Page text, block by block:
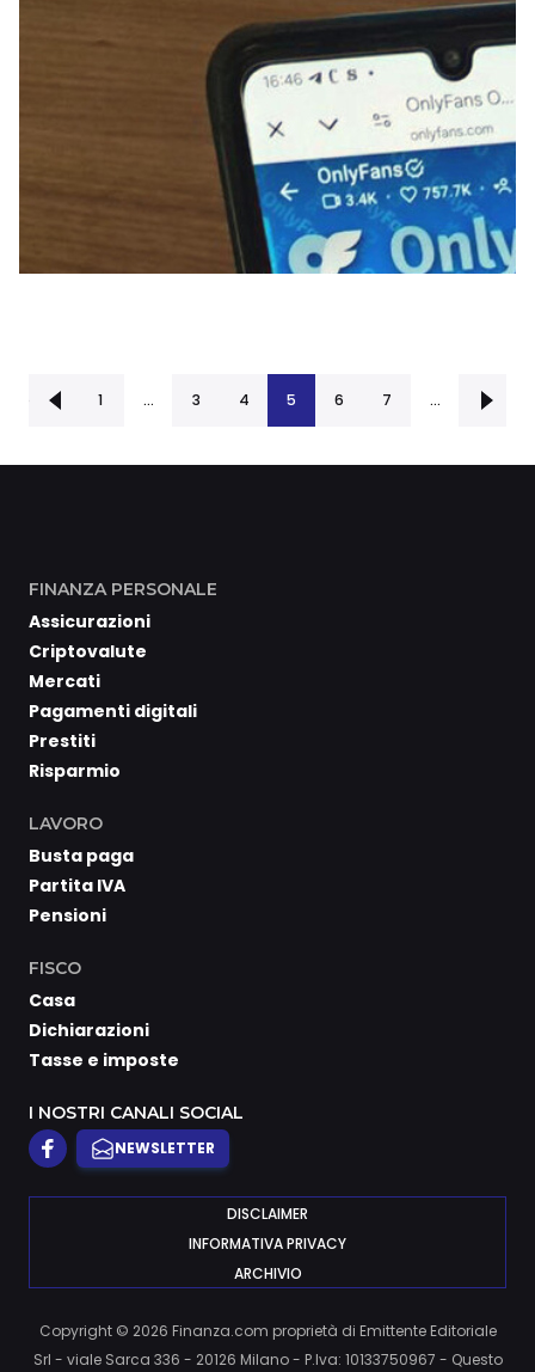
1 … 3 4 5 6 7 …
Successiva ›
FINANZA PERSONALE
Assicurazioni
Criptovalute
Mercati
Pagamenti digitali
Prestiti
Risparmio
LAVORO
Busta paga
Partita IVA
Pensioni
FISCO
Casa
Dichiarazioni
Tasse e imposte
I NOSTRI CANALI SOCIAL
NEWSLETTER
DISCLAIMER
INFORMATIVA PRIVACY
ARCHIVIO
Copyright © 2026 Finanza.com proprietà di Emittente Editoriale
Srl - viale Sarca 336 - 20126 Milano - P.Iva: 10133750967 - Questo